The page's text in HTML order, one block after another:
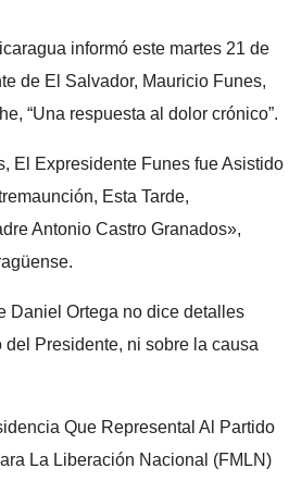
informó este martes 21 de
de El Salvador, Mauricio Funes,
“Una respuesta al dolor crónico”.
El Expresidente Funes fue Asistido
Esta Tarde,
Antonio Castro Granados»,
Daniel Ortega no dice detalles
Presidente, ni sobre la causa
Que Represental Al Partido
La Liberación Nacional (FMLN)